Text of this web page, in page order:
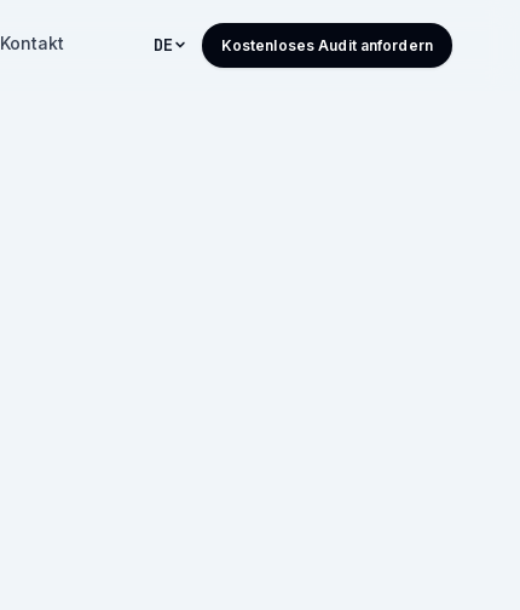
Kontakt DE Kostenloses Audit anfordern